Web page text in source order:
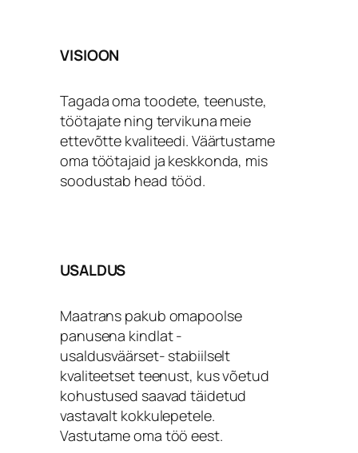
VISIOON
Tagada oma toodete, teenuste,
töötajate ning tervikuna meie
ettevõtte kvaliteedi. Väärtustame
oma töötajaid ja keskkonda, mis
soodustab head tööd.
USALDUS
Maatrans pakub omapoolse
panusena kindlat -
usaldusväärset- stabiilselt
kvaliteetset teenust, kus võetud
kohustused saavad täidetud
vastavalt kokkulepetele.
Vastutame oma töö eest.